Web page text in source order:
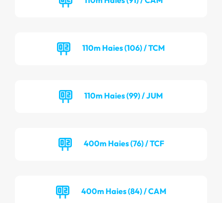
110m Haies (106) / TCM
110m Haies (99) / JUM
400m Haies (76) / TCF
400m Haies (84) / CAM